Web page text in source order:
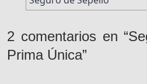
2 comentarios en
Prima Única”